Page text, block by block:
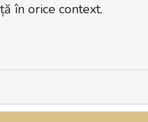
în orice context.